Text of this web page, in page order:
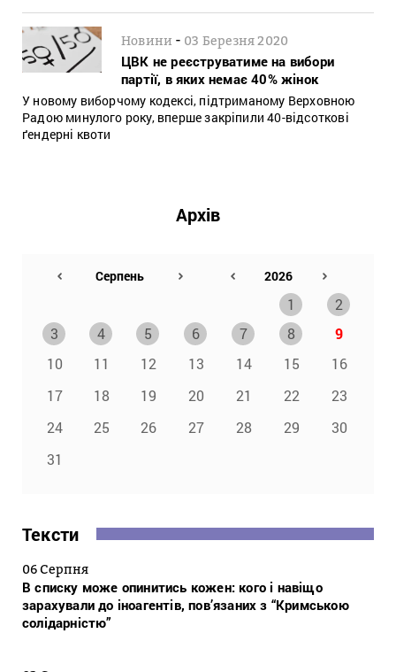
Новини - 03 Березня 2020
ЦВК не реєструватиме на вибори
партії, в яких немає 40% жінок
У новому виборчому кодексі, підтриманому Верховною
Радою минулого року, вперше закріпили 40-відсоткові
ґендерні квоти
Архів
1
2
3
4 5 6 7 8
9
10
11 12 13 14 15
16
17
18 19 20 21 22
23
24
25 26 27 28 29
30
31
Тексти
06 Серпня
В списку може опинитись кожен: кого і навіщо
зарахували до іноагентів, пов’язаних з “Кримською
солідарністю”